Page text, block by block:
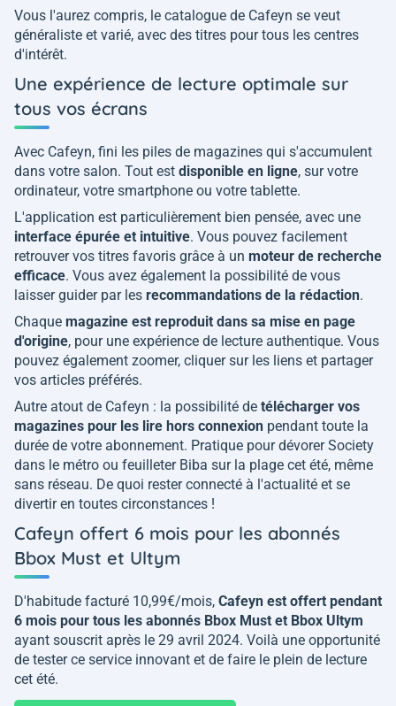
Vous l'aurez compris, le catalogue de Cafeyn se veut
généraliste et varié, avec des titres pour tous les centres
d'intérêt.
Une expérience de lecture optimale sur
tous vos écrans
Avec Cafeyn, fini les piles de magazines qui s'accumulent
dans votre salon. Tout est disponible en ligne, sur votre
ordinateur, votre smartphone ou votre tablette.
L'application est particulièrement bien pensée, avec une
interface épurée et intuitive. Vous pouvez facilement
retrouver vos titres favoris grâce à un moteur de recherche
efficace. Vous avez également la possibilité de vous
laisser guider par les recommandations de la rédaction.
Chaque magazine est reproduit dans sa mise en page
d'origine, pour une expérience de lecture authentique. Vous
pouvez également zoomer, cliquer sur les liens et partager
vos articles préférés.
Autre atout de Cafeyn : la possibilité de télécharger vos
magazines pour les lire hors connexion pendant toute la
durée de votre abonnement. Pratique pour dévorer Society
dans le métro ou feuilleter Biba sur la plage cet été, même
sans réseau. De quoi rester connecté à l'actualité et se
divertir en toutes circonstances !
Cafeyn offert 6 mois pour les abonnés
Bbox Must et Ultym
D'habitude facturé 10,99€/mois, Cafeyn est offert pendant
6 mois pour tous les abonnés Bbox Must et Bbox Ultym
ayant souscrit après le 29 avril 2024. Voilà une opportunité
de tester ce service innovant et de faire le plein de lecture
cet été.